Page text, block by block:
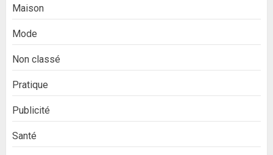
Maison
Mode
Non classé
Pratique
Publicité
Santé